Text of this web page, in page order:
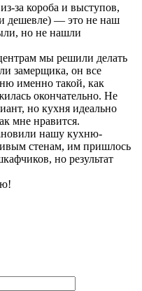
за короба и выступов,
дешевле) — это не наш
но не нашли
мы решили делать
замерщика, он все
именно такой, как
окончательно. Не
но кухня идеально
мне нравится.
нашу кухню-
стенам, им пришлось
но результат